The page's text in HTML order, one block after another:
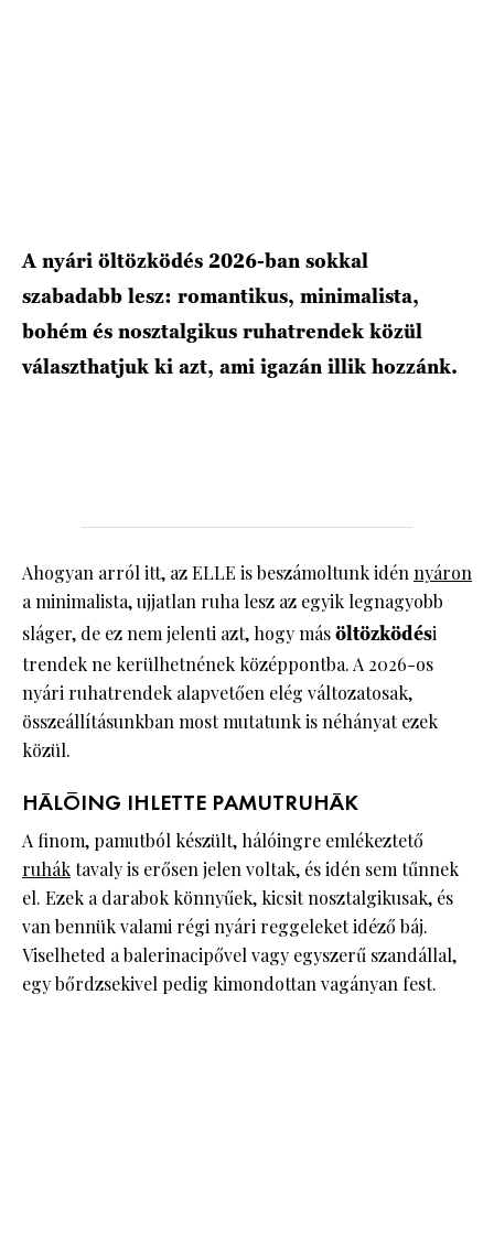
A nyári öltözködés 2026-ban sokkal
szabadabb lesz: romantikus, minimalista,
bohém és nosztalgikus ruhatrendek közül
választhatjuk ki azt, ami igazán illik hozzánk.
Ahogyan arról itt, az ELLE is beszámoltunk idénnyáron
a minimalista, ujjatlan ruha lesz az egyik legnagyobb
sláger, de ez nem jelenti azt, hogy másöltözködési
trendek ne kerülhetnének középpontba. A 2026-os
nyári ruhatrendek alapvetően elég változatosak,
összeállításunkban most mutatunk is néhányat ezek
közül.
HÁLÓING IHLETTE PAMUTRUHÁK
A finom, pamutból készült, hálóingre emlékeztető
ruháktavaly is erősen jelen voltak, és idén sem tűnnek
el. Ezek a darabok könnyűek, kicsit nosztalgikusak, és
van bennük valami régi nyári reggeleket idéző báj.
Viselheted a balerinacipővel vagy egyszerű szandállal,
egy bőrdzsekivel pedig kimondottan vagányan fest.